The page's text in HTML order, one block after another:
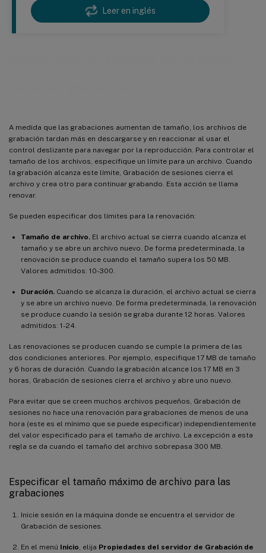
Leer en inglés
A medida que las grabaciones aumentan de tamaño, los archivos de
grabación tardan más en descargarse y en reaccionar al usar el
control deslizante para navegar por la reproducción. Para controlar el
tamaño de los archivos, especifique un límite para un archivo. Cuando
la grabación alcanza este límite, Grabación de sesiones cierra el
archivo y crea otro para continuar grabando. Esta acción se llama
renovar.
Se pueden especificar dos límites para la renovación:
Tamaño de archivo. El archivo actual se cierra cuando alcanza el
tamaño y se abre un archivo nuevo. De forma predeterminada, la
renovación se produce cuando el tamaño supera los 50 MB.
Valores admitidos: 10-300.
Duración. Cuando se alcanza la duración, el archivo actual se cierra
y se abre un archivo nuevo. De forma predeterminada, la renovación
se produce cuando la sesión se graba durante 12 horas. Valores
admitidos: 1-24.
Las renovaciones se producen cuando se cumple la primera de las
dos condiciones anteriores. Por ejemplo, especifique 17 MB de tamaño
y 6 horas de duración. Cuando la grabación alcance los 17 MB en 3
horas, Grabación de sesiones cierra el archivo y abre uno nuevo.
Para evitar que se creen muchos archivos pequeños, Grabación de
sesiones no hace una renovación para grabaciones de menos de una
hora (este es el mínimo que se puede especificar) independientemente
del valor especificado para el tamaño de archivo. La excepción a esta
regla se da cuando el tamaño del archivo sobrepasa 300 MB.
Especificar el tamaño máximo de archivo para las
grabaciones
Inicie sesión en la máquina donde se encuentra el servidor de
Grabación de sesiones.
En el menú Inicio , elija Propiedades del servidor de Grabación de